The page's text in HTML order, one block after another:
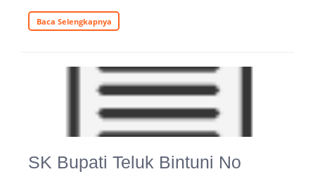
Baca Selengkapnya
SK Bupati Teluk Bintuni No